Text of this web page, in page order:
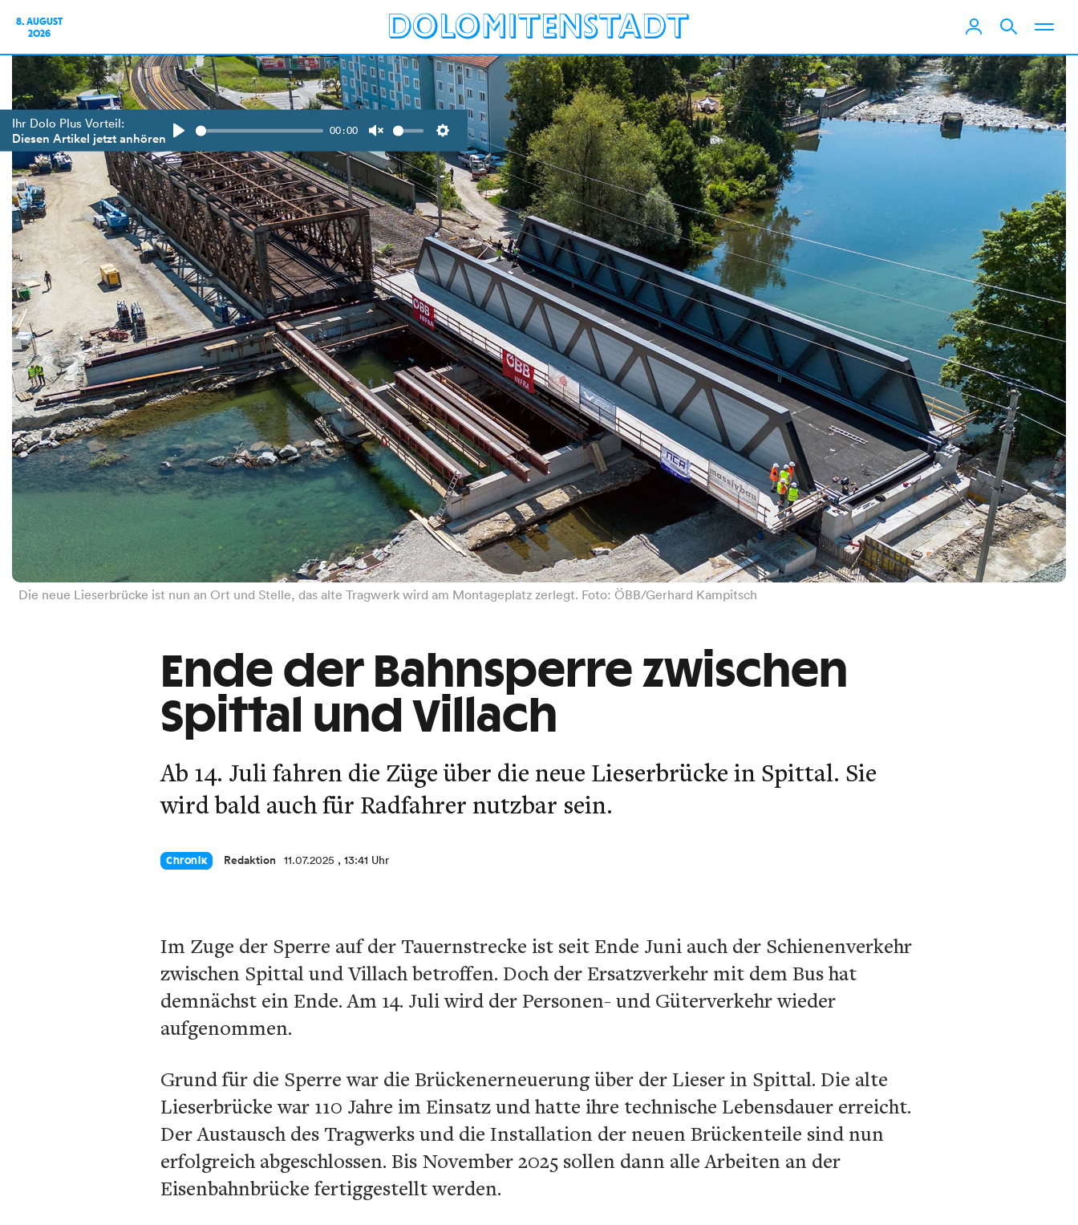
8. AUGUST
2026
Ihr Dolo Plus Vorteil:
Diesen Artikel jetzt anhören
Play
00:00
Unmute Settings
Die neue Lieserbrücke ist nun an Ort und Stelle, das alte Tragwerk wird am Montageplatz zerlegt. Foto: ÖBB/Gerhard Kampitsch
Ende der Bahnsperre zwischen
Spittal und Villach
Ab 14. Juli fahren die Züge über die neue Lieserbrücke in Spittal. Sie
wird bald auch für Radfahrer nutzbar sein.
Chronik Redaktion 11.07.2025 , 13:41 Uhr
Im Zuge der Sperre auf der Tauernstrecke ist seit Ende Juni auch der Schienenverkehr
zwischen Spittal und Villach betroffen. Doch der Ersatzverkehr mit dem Bus hat
demnächst ein Ende. Am 14. Juli wird der Personen- und Güterverkehr wieder
aufgenommen.
Grund für die Sperre war die Brückenerneuerung über der Lieser in Spittal. Die alte
Lieserbrücke war 110 Jahre im Einsatz und hatte ihre technische Lebensdauer erreicht.
Der Austausch des Tragwerks und die Installation der neuen Brückenteile sind nun
erfolgreich abgeschlossen. Bis November 2025 sollen dann alle Arbeiten an der
Eisenbahnbrücke fertiggestellt werden.